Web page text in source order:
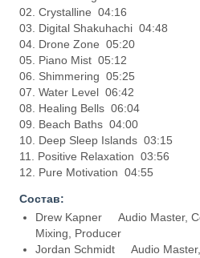
02. Crystalline 04:16
03. Digital Shakuhachi 04:48
04. Drone Zone 05:20
05. Piano Mist 05:12
06. Shimmering 05:25
07. Water Level 06:42
08. Healing Bells 06:04
09. Beach Baths 04:00
10. Deep Sleep Islands 03:15
11. Positive Relaxation 03:56
12. Pure Motivation 04:55
Состав:
Drew Kapner Audio Master,
Mixing, Producer
Jordan Schmidt Audio Master,